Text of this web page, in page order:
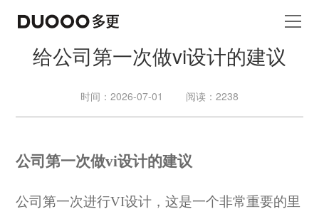
给公司第一次做vi设计的建议
时间：2026-07-01 阅读：2238
公司第一次做vi设计的建议
公司第一次进行VI设计，这是一个非常重要的里